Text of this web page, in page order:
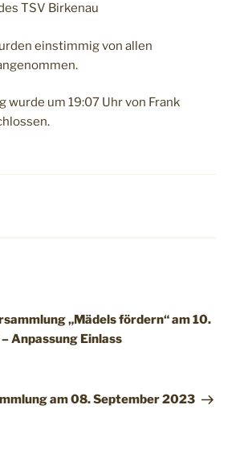
TSV Birkenau
einstimmig von allen
wurde um 19:07 Uhr von Frank
„Mädels fördern“ am 10.
Anpassung Einlass
am 08. September 2023